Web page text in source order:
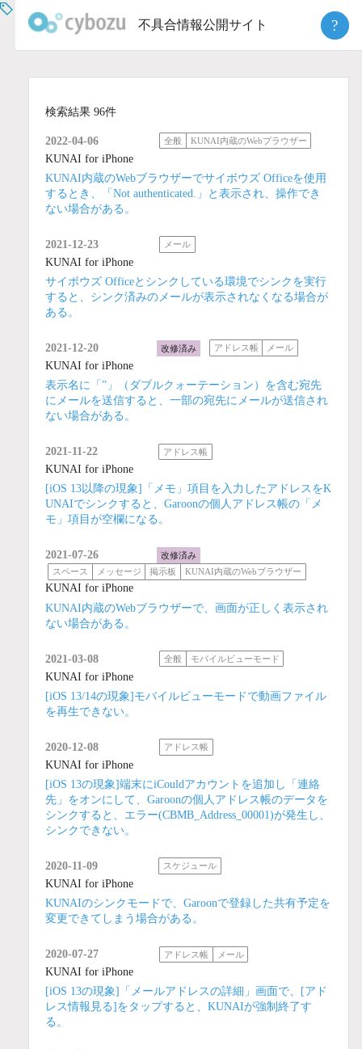
不具合情報公開サイト ?
検索結果 96件
2022-04-06 全般 KUNAI内蔵のWebブラウザー
KUNAI for iPhone
KUNAI内蔵のWebブラウザーでサイボウズ Officeを使用
するとき、「Not authenticated.」と表示され、操作でき
ない場合がある。
2021-12-23 メール
KUNAI for iPhone
サイボウズ Officeとシンクしている環境でシンクを実行
すると、シンク済みのメールが表示されなくなる場合が
ある。
2021-12-20 改修済み アドレス帳 メール
KUNAI for iPhone
表示名に「”」（ダブルクォーテーション）を含む宛先
にメールを送信すると、一部の宛先にメールが送信され
ない場合がある。
2021-11-22 アドレス帳
KUNAI for iPhone
[iOS 13以降の現象]「メモ」項目を入力したアドレスをK
UNAIでシンクすると、Garoonの個人アドレス帳の「メ
モ」項目が空欄になる。
2021-07-26
改修済み
スペース
メッセージ 掲示板 KUNAI内蔵のWebブラウザー
KUNAI for iPhone
KUNAI内蔵のWebブラウザーで、画面が正しく表示され
ない場合がある。
2021-03-08 全般 モバイルビューモード
KUNAI for iPhone
[iOS 13/14の現象]モバイルビューモードで動画ファイル
を再生できない。
2020-12-08 アドレス帳
KUNAI for iPhone
[iOS 13の現象]端末にiCouldアカウントを追加し「連絡
先」をオンにして、Garoonの個人アドレス帳のデータを
シンクすると、エラー(CBMB_Address_00001)が発生し、
シンクできない。
2020-11-09 スケジュール
KUNAI for iPhone
KUNAIのシンクモードで、Garoonで登録した共有予定を
変更できてしまう場合がある。
2020-07-27 アドレス帳 メール
KUNAI for iPhone
[iOS 13の現象]「メールアドレスの詳細」画面で、[アド
レス情報見る]をタップすると、KUNAIが強制終了す
る。